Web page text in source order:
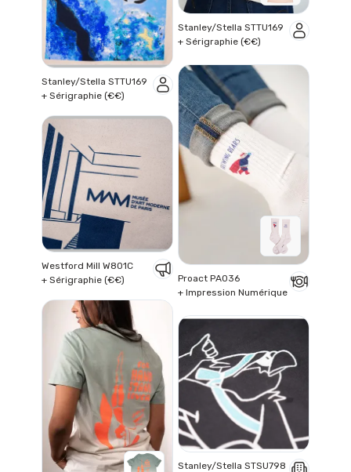
Stanley/Stella STTU169
+ Sérigraphie (€€)
Stanley/Stella STTU169
+ Sérigraphie (€€)
Proact PA036
+ Impression Numérique
Westford Mill W801C
+ Sérigraphie (€€)
Stanley/Stella STSU798